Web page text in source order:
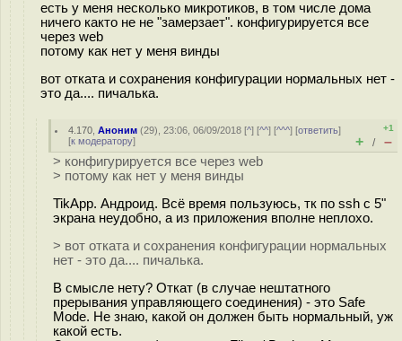
есть у меня несколько микротиков, в том числе дома
ничего както не не "замерзает". конфигурируется все
через web
потому как нет у меня винды
вот отката и сохранения конфигурации нормальных нет -
это да.... пичалька.
4.170 ,Аноним (29), 23:06, 06/09/2018 [^] [^^] [^^^] [ответить]
[к модератору]
+1
+ / –
> конфигурируется все через web
> потому как нет у меня винды
TikApp. Андроид. Всё время пользуюсь, тк по ssh с 5"
экрана неудобно, а из приложения вполне неплохо.
> вот отката и сохранения конфигурации нормальных
нет - это да.... пичалька.
В смысле нету? Откат (в случае нештатного
прерывания управляющего соединения) - это Safe
Mode. Не знаю, какой он должен быть нормальный, уж
какой есть.